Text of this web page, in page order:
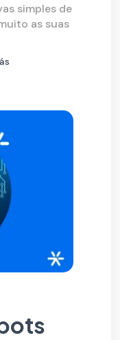
simples de
as suas